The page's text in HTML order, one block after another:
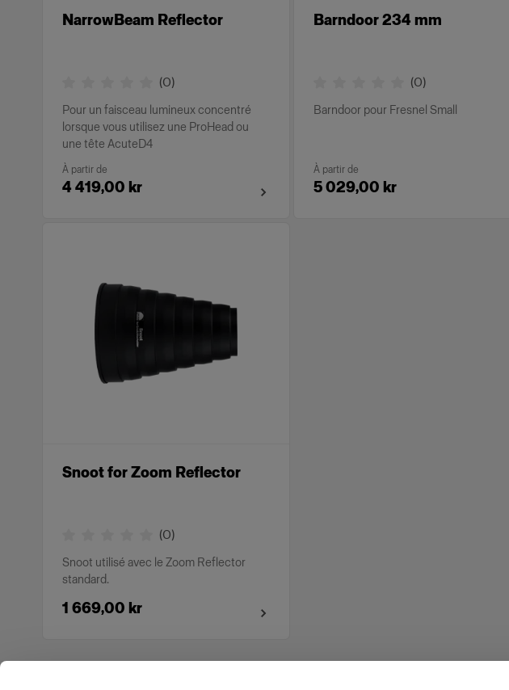
NarrowBeam Reflector
(0)
Pour un faisceau lumineux concentré
lorsque vous utilisez une ProHead ou
une tête AcuteD4
À partir de
4 419,00 kr
Barndoor 234 mm
(0)
Barndoor pour Fresnel Small
À partir de
5 029,00 kr
Snoot for Zoom Reflector
(0)
Snoot utilisé avec le Zoom Reflector
standard.
1 669,00 kr